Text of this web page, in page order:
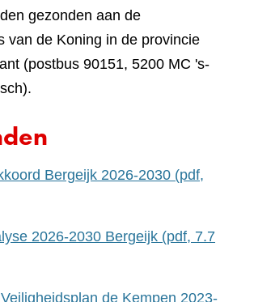
gezonden aan de
van de Koning in de provincie
(postbus 90151, 5200 MC 's-
Bergeijk 2026-2030 (pdf,
2026-2030 Bergeijk (pdf, 7.7
de Kempen 2023-